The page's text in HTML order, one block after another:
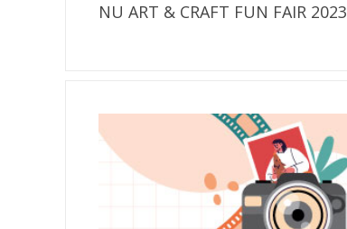
NU ART & CRAFT FUN FAIR 2023